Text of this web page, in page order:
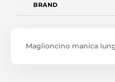
BRAND
Maglioncino manica